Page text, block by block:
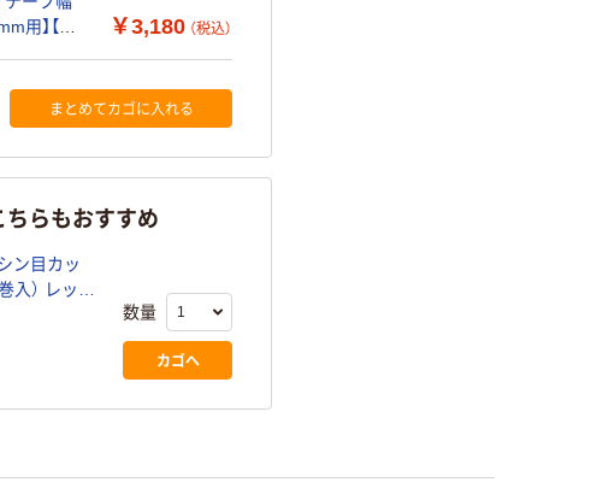
用】【衣
￥3,180 （税込）
まとめてカゴに入れる
ちらもおすすめ
ン目カッ
） レッ
数量
カゴへ